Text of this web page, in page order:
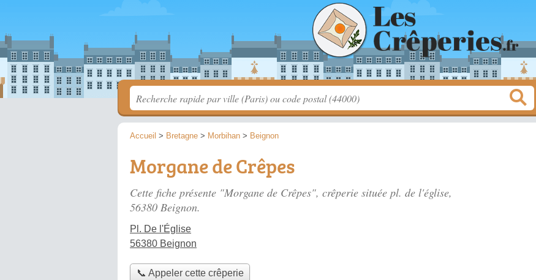
Accueil > Bretagne > Morbihan > Beignon
Morgane de Crêpes
Cette fiche présente "Morgane de Crêpes", crêperie située pl. de l'église,
56380 Beignon.
Pl. De l'Église
56380 Beignon
📞 Appeler cette crêperie